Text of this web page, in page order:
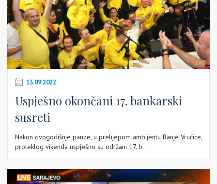
13.09.2022.
Uspješno okončani 17. bankarski
susreti
Nakon dvogodišnje pauze, u prelijepom ambijentu Banje Vrućice,
proteklog vikenda uspješno su održani 17. b...